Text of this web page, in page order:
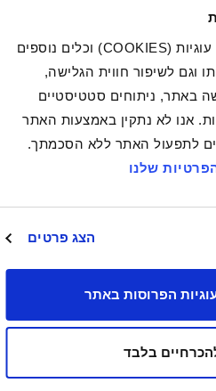
אתר זה עושה שימוש בקבצי עוגיות (COOKIES) וכלים נוספים
לשיפור חווית הגלישה,
ניתוחים סטטיסטיים
אנו לא נתקין באמצעות האתר
לתפעול האתר ללא הסכמתך.
שלנו
הצג פרטים
הפרוסות באתר
בלבד